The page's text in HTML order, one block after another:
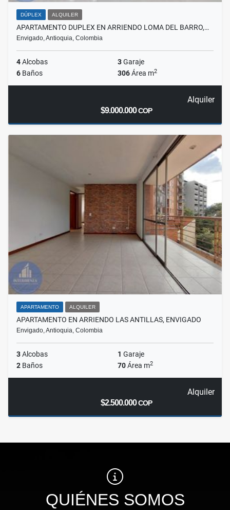
DÚPLEX ALQUILER
APARTAMENTO DUPLEX EN ARRIENDO LOMA DEL BARRO,…
Envigado, Antioquia, Colombia
4Alcobas 3Garaje
6 Baños 306Área m2
Alquiler
$9.000.000COP
APARTAMENTO ALQUILER
APARTAMENTO EN ARRIENDO LAS ANTILLAS, ENVIGADO
Envigado, Antioquia, Colombia
3Alcobas 1 Garaje
2 Baños 70Área m2
Alquiler
$2.500.000COP
QUIÉNES SOMOS